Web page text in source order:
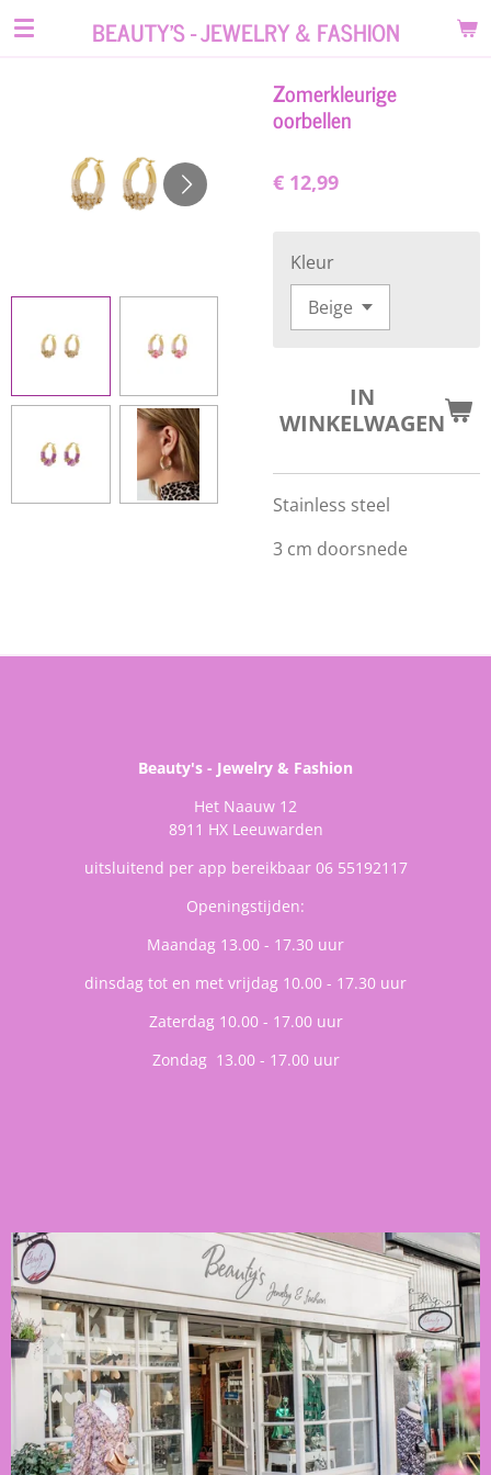
Ga
BEAUTY'S - JEWELRY & FASHION
Zomerkleurige
oorbellen
€ 12,99
Kleur
IN
WINKELWAGEN
Stainless steel
3 cm doorsnede
Beauty's - Jewelry & Fashion
Het Naauw 12
8911 HX Leeuwarden
uitsluitend per app bereikbaar 06 55192117
Openingstijden:
Maandag 13.00 - 17.30 uur
dinsdag tot en met vrijdag 10.00 - 17.30 uur
Zaterdag 10.00 - 17.00 uur
Zondag 13.00 - 17.00 uur